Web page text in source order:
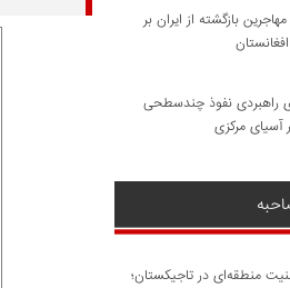
مهاجرین بازگشته از ایران بر
راهبردی نفوذ چندسطحی
آسیای مرکزی
منطقه‌ای در تاجیکستان؛